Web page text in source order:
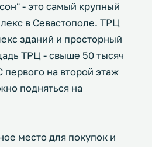
- это самый крупный
в Севастополе. ТРЦ
зданий и просторный
ТРЦ - свыше 50 тысяч
первого на второй этаж
подняться на
место для покупок и